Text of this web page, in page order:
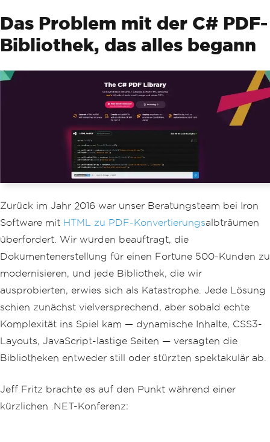
Das Problem mit der C# PDF-
Bibliothek, das alles begann
Zurück im Jahr 2016 war unser Beratungsteam bei Iron
Software mit HTML zu PDF-Konvertierungsalbträumen
überfordert. Wir wurden beauftragt, die
Dokumentenerstellung für einen Fortune 500-Kunden zu
modernisieren, und jede Bibliothek, die wir
ausprobierten, erwies sich als Katastrophe. Jede Lösung
schien zunächst vielversprechend, aber sobald echte
Komplexität ins Spiel kam — dynamische Inhalte, CSS3-
Layouts, JavaScript-lastige Seiten — versagten die
Bibliotheken entweder still oder stürzten spektakulär ab.
Jeff Fritz brachte es auf den Punkt während einer
kürzlichen .NET-Konferenz: